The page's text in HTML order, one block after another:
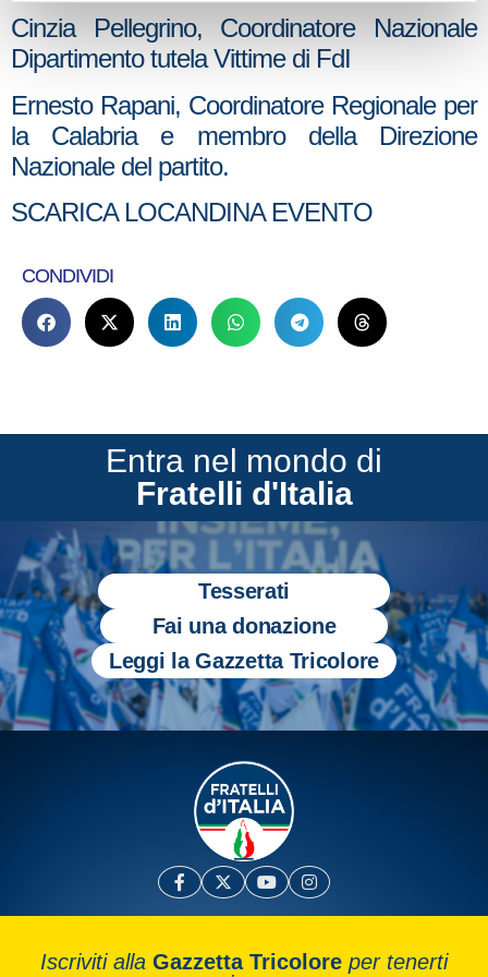
Cinzia Pellegrino, Coordinatore Nazionale
Dipartimento tutela Vittime di FdI
Ernesto Rapani, Coordinatore Regionale per
la Calabria e membro della Direzione
Nazionale del partito.
SCARICA LOCANDINA EVENTO
CONDIVIDI
Entra nel mondo di
Fratelli d'Italia
Tesserati
Fai una donazione
Leggi la Gazzetta Tricolore
Iscriviti alla Gazzetta Tricolore per tenerti